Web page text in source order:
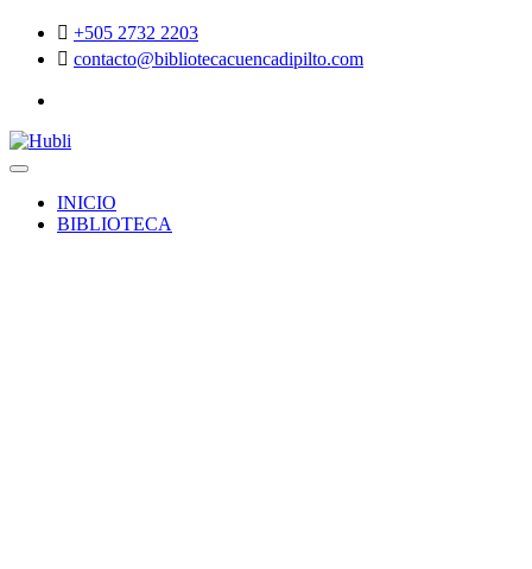
+505 2732 2203
contacto@bibliotecacuencadipilto.com
INICIO
BIBLIOTECA